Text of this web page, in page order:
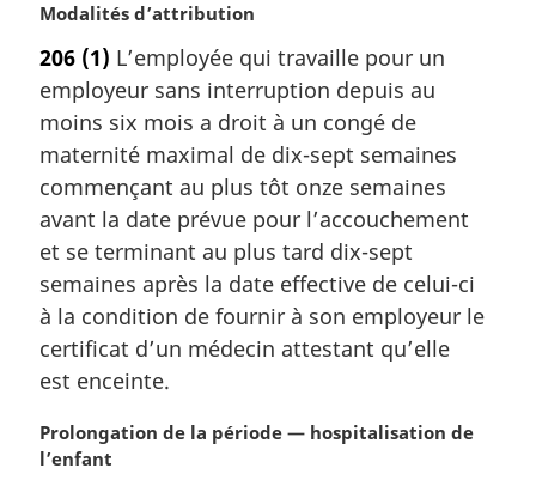
N
t
e
m
a
g
i
n
a
l
e
:
Modalités d’attribution
206 (1) L’employée qui travaille pour un
employeur sans interruption depuis au
moins six mois a droit à un congé de
maternité maximal de dix-sept semaines
commençant au plus tôt onze semaines
avant la date prévue pour l’accouchement
et se terminant au plus tard dix-sept
semaines après la date effective de celui-ci
à la condition de fournir à son employeur le
certificat d’un médecin attestant qu’elle
est enceinte.
N
o
Prolongation de la période — hospitalisation de
l’enfant